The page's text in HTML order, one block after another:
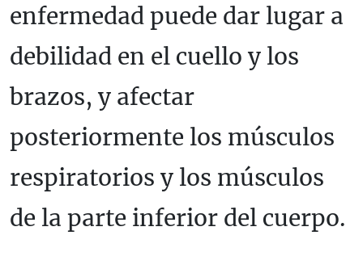
enfermedad puede dar lugar a
debilidad en el cuello y los
brazos, y afectar
posteriormente los músculos
respiratorios y los músculos
de la parte inferior del cuerpo.